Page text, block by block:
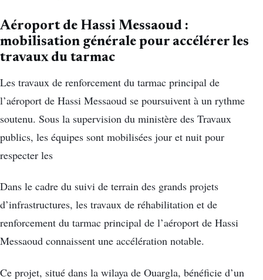
Aéroport de Hassi Messaoud :
mobilisation générale pour accélérer les
travaux du tarmac
Les travaux de renforcement du tarmac principal de
l’aéroport de Hassi Messaoud se poursuivent à un rythme
soutenu. Sous la supervision du ministère des Travaux
publics, les équipes sont mobilisées jour et nuit pour
respecter les
Dans le cadre du suivi de terrain des grands projets
d’infrastructures, les travaux de réhabilitation et de
renforcement du tarmac principal de l’aéroport de Hassi
Messaoud connaissent une accélération notable.
Ce projet, situé dans la wilaya de Ouargla, bénéficie d’un